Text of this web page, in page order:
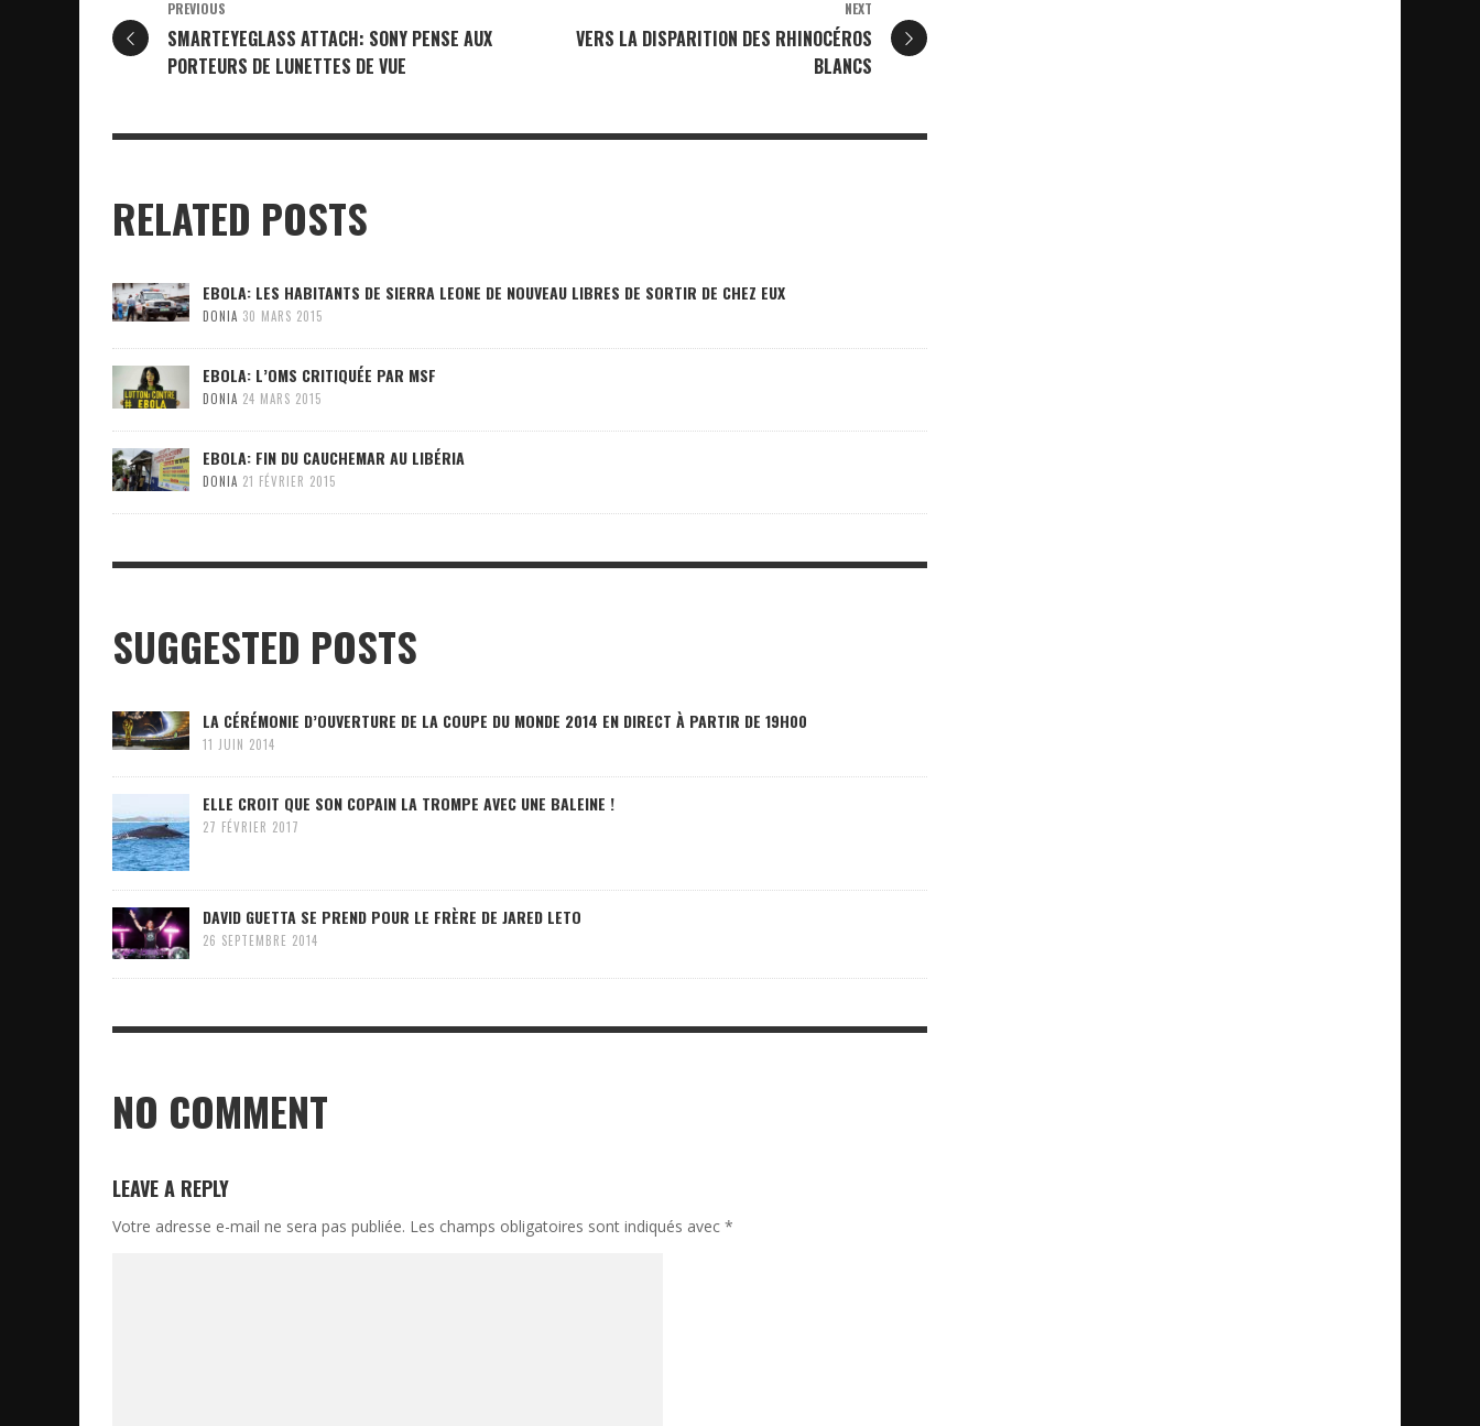
PREVIOUS
SMARTEYEGLASS ATTACH: SONY PENSE AUX
PORTEURS DE LUNETTES DE VUE
NEXT
VERS LA DISPARITION DES RHINOCÉROS
BLANCS
RELATED POSTS
EBOLA: LES HABITANTS DE SIERRA LEONE DE NOUVEAU LIBRES DE SORTIR DE CHEZ EUX
DONIA 30 MARS 2015
EBOLA: L’OMS CRITIQUÉE PAR MSF
DONIA 24 MARS 2015
EBOLA: FIN DU CAUCHEMAR AU LIBÉRIA
DONIA 21 FÉVRIER 2015
SUGGESTED POSTS
LA CÉRÉMONIE D’OUVERTURE DE LA COUPE DU MONDE 2014 EN DIRECT À PARTIR DE 19H00
11 JUIN 2014
ELLE CROIT QUE SON COPAIN LA TROMPE AVEC UNE BALEINE !
27 FÉVRIER 2017
DAVID GUETTA SE PREND POUR LE FRÈRE DE JARED LETO
26 SEPTEMBRE 2014
NO COMMENT
LEAVE A REPLY
Votre adresse e-mail ne sera pas publiée. Les champs obligatoires sont indiqués avec *